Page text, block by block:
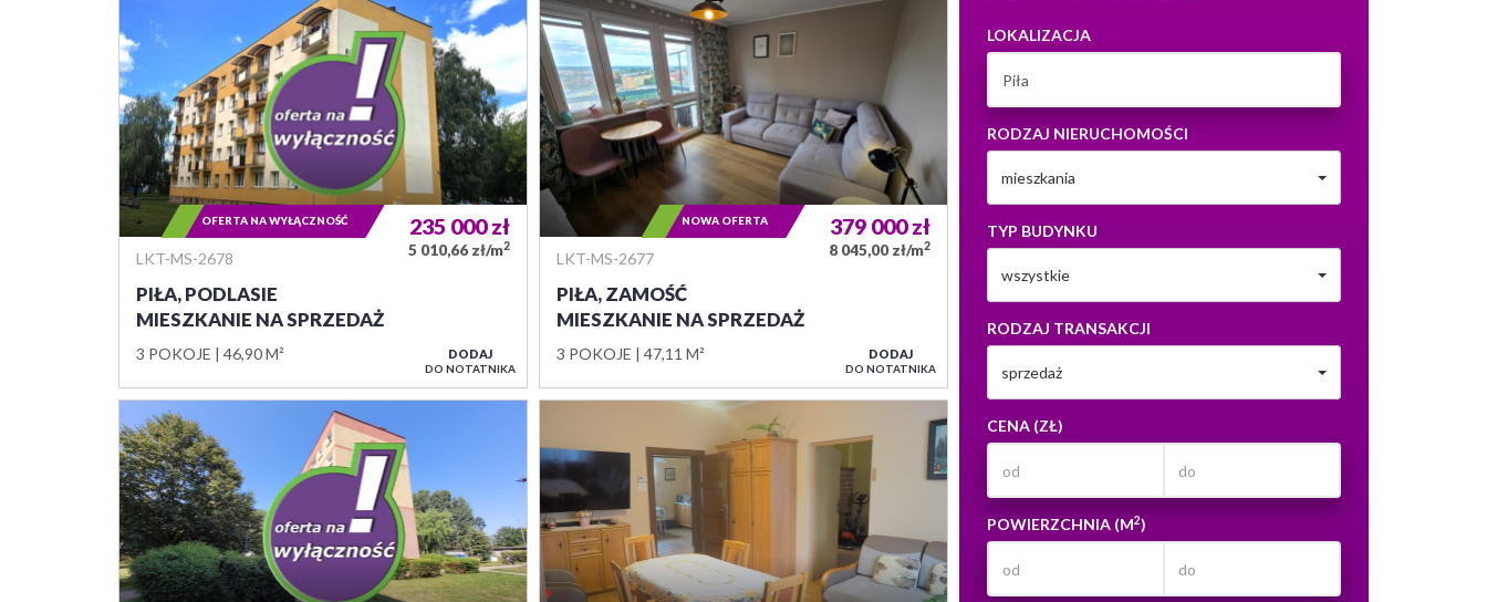
LOKALIZACJA
RODZAJ NIERUCHOMOŚCI
mieszkania
TYP BUDYNKU
wszystkie
RODZAJ TRANSAKCJI
sprzedaż
CENA (ZŁ)
POWIERZCHNIA (M2)
LKT-MS-2678
PIŁA, PODLASIE
MIESZKANIE NA SPRZEDAŻ
3 POKOJE 46,90 M²
235 000zł
5 010,66 zł/m2
OFERTA NA WYŁĄCZNOŚĆ
DODAJ
DO NOTATNIKA
LKT-MS-2677
PIŁA, ZAMOŚĆ
MIESZKANIE NA SPRZEDAŻ
3 POKOJE 47,11 M²
379 000zł
8 045,00 zł/m2
NOWA OFERTA
DODAJ
DO NOTATNIKA